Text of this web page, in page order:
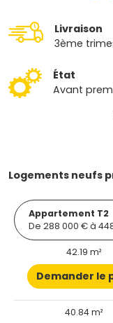
Livraison
3ème
État
Avant
Logements neufs
Appartement T2
De 288 000 € à
42.19 m²
Demander le
40.84 m²